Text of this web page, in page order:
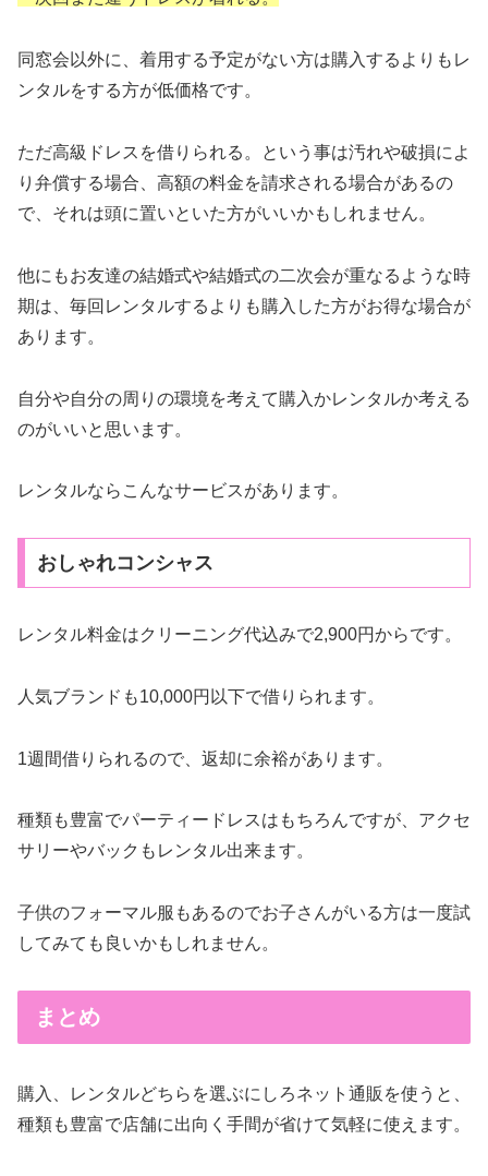
同窓会以外に、着用する予定がない方は購入するよりもレ
ンタルをする方が低価格です。
ただ高級ドレスを借りられる。という事は汚れや破損によ
り弁償する場合、高額の料金を請求される場合があるの
で、それは頭に置いといた方がいいかもしれません。
他にもお友達の結婚式や結婚式の二次会が重なるような時
期は、毎回レンタルするよりも購入した方がお得な場合が
あります。
自分や自分の周りの環境を考えて購入かレンタルか考える
のがいいと思います。
レンタルならこんなサービスがあります。
おしゃれコンシャス
レンタル料金はクリーニング代込みで2,900円からです。
人気ブランドも10,000円以下で借りられます。
1週間借りられるので、返却に余裕があります。
種類も豊富でパーティードレスはもちろんですが、アクセ
サリーやバックもレンタル出来ます。
子供のフォーマル服もあるのでお子さんがいる方は一度試
してみても良いかもしれません。
まとめ
購入、レンタルどちらを選ぶにしろネット通販を使うと、
種類も豊富で店舗に出向く手間が省けて気軽に使えます。